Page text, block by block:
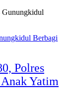
Polres
Yatim